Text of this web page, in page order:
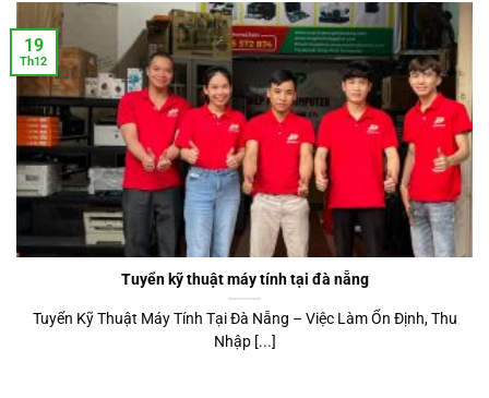
Tuyển kỹ thuật máy tính tại đà nẵng
Tuyển Kỹ Thuật Máy Tính Tại Đà Nẵng – Việc Làm Ổn Định, Thu
Nhập [...]
19
Th12